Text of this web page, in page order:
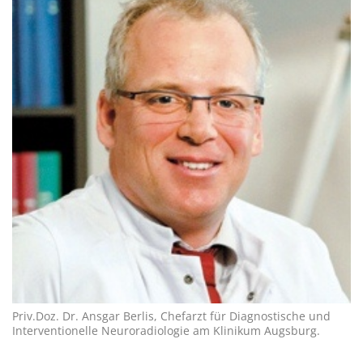
Priv.Doz. Dr. Ansgar Berlis, Chefarzt für Diagnostische und
Interventionelle Neuroradiologie am Klinikum Augsburg.